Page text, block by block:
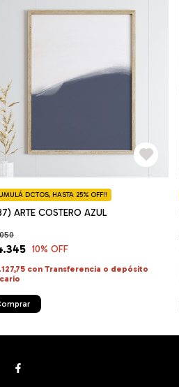
ARTE COSTERO AZUL
10% OFF
DCTOS, HASTA 25% OFF!!
con Transferencia o depósito